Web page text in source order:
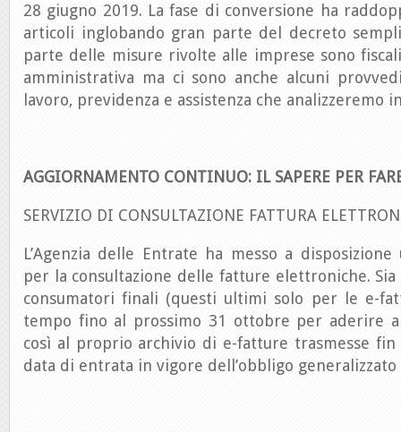
28 giugno 2019. La fase di conversione ha
articoli inglobando gran parte del decreto
parte delle misure rivolte alle imprese sono
amministrativa ma ci sono anche alcuni
lavoro, previdenza e assistenza che analizzeremo
AGGIORNAMENTO CONTINUO: IL SAPERE PER
SERVIZIO DI CONSULTAZIONE FATTURA
L’Agenzia delle Entrate ha messo a
per la consultazione delle fatture elettroniche.
consumatori finali (questi ultimi solo per le e-
tempo fino al prossimo 31 ottobre per aderire
così al proprio archivio di e-fatture trasmesse fin
data di entrata in vigore dell’obbligo generalizzato